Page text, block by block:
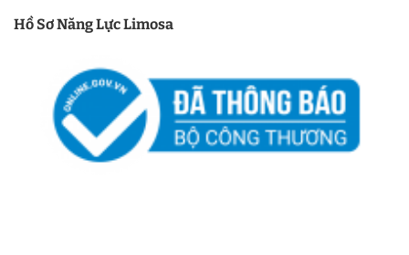
Hồ Sơ Năng Lực Limosa